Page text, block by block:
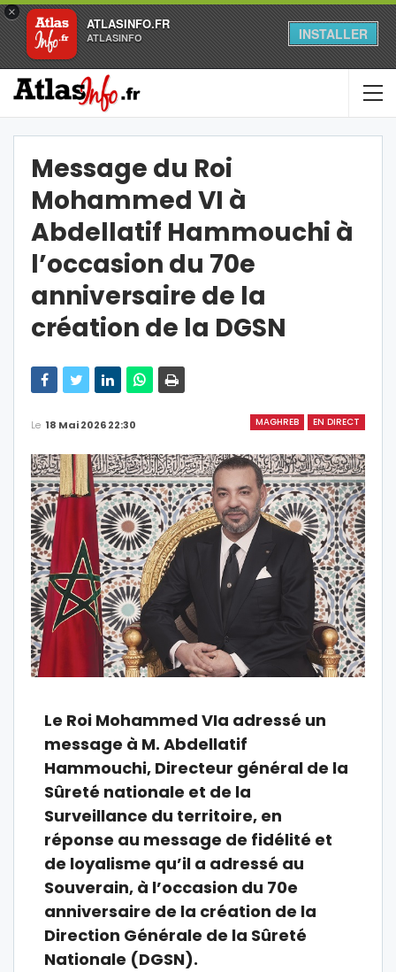
×
ATLASINFO.FR
ATLASINFO INSTALLER
Message du Roi
Mohammed VI à
Abdellatif Hammouchi à
l’occasion du 70e
anniversaire de la
création de la DGSN
MAGHREB EN DIRECT
Le 18 Mai 2026 22:30
Le Roi Mohammed VIa adressé un
message à M. Abdellatif
Hammouchi, Directeur général de la
Sûreté nationale et de la
Surveillance du territoire, en
réponse au message de fidélité et
de loyalisme qu’il a adressé au
Souverain, à l’occasion du 70e
anniversaire de la création de la
Direction Générale de la Sûreté
Nationale (DGSN).